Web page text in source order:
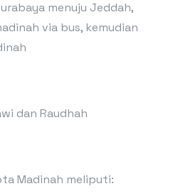
menuju Jeddah,
via bus, kemudian
dan Raudhah
Madinah meliputi: